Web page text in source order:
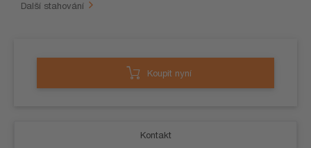
Další stahování
Koupit nyní
Kontakt